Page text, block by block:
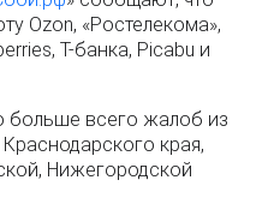
Ozon, «Ростелекома»,
Т-банка, Picabu и
больше всего жалоб из
края,
Нижегородской